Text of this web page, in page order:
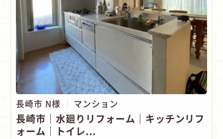
長崎市 N様 マンション
長崎市｜水廻りリフォーム｜キッチンリフ
ォーム｜トイレ...